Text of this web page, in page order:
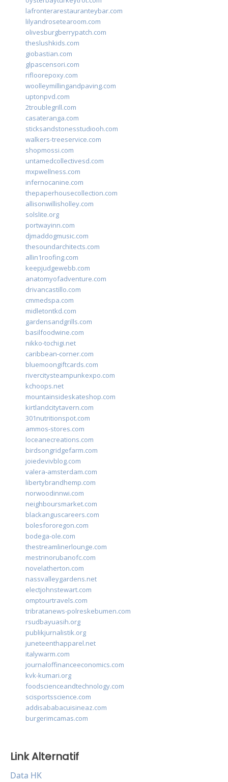
lafronterarestauranteybar.com
lilyandrosetearoom.com
olivesburgberrypatch.com
theslushkids.com
giobastian.com
glpascensori.com
rifloorepoxy.com
woolleymillingandpaving.com
uptonpvd.com
2troublegrill.com
casateranga.com
sticksandstonesstudiooh.com
walkers-treeservice.com
shopmossi.com
untamedcollectivesd.com
mxpwellness.com
infernocanine.com
thepaperhousecollection.com
allisonwillisholley.com
solslite.org
portwayinn.com
djmaddogmusic.com
thesoundarchitects.com
allin1roofing.com
keepjudgewebb.com
anatomyofadventure.com
drivancastillo.com
cmmedspa.com
midletontkd.com
gardensandgrills.com
basilfoodwine.com
nikko-tochigi.net
caribbean-corner.com
bluemoongiftcards.com
rivercitysteampunkexpo.com
kchoops.net
mountainsideskateshop.com
kirtlandcitytavern.com
301nutritionspot.com
ammos-stores.com
loceanecreations.com
birdsongridgefarm.com
joiedevivblog.com
valera-amsterdam.com
libertybrandhemp.com
norwoodinnwi.com
neighboursmarket.com
blackanguscareers.com
bolesfororegon.com
bodega-ole.com
thestreamlinerlounge.com
mestrinorubanofc.com
novelatherton.com
nassvalleygardens.net
electjohnstewart.com
omptourtravels.com
tribratanews-polreskebumen.com
rsudbayuasih.org
publikjurnalistik.org
juneteenthapparel.net
italywarm.com
journaloffinanceeconomics.com
kvk-kumari.org
foodscienceandtechnology.com
scisportsscience.com
addisababacuisineaz.com
burgerimcamas.com
Link Alternatif
Data HK